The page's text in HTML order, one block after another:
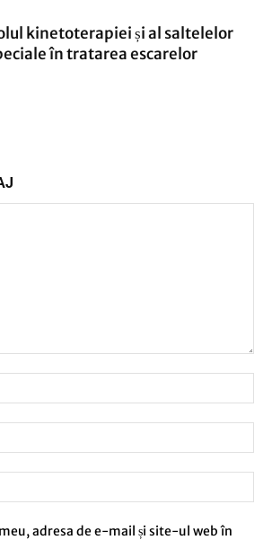
kinetoterapiei și al saltelelor
în tratarea escarelor
adresa de e-mail și site-ul web în